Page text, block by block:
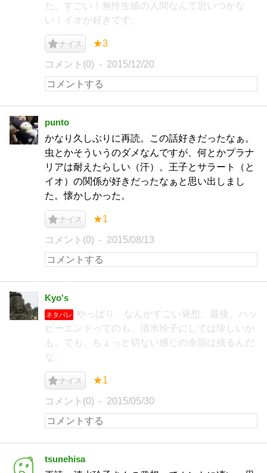
た。すごい！無性生殖の人間なんて思いつかな
い！イオが好きです。
ナイス ★3
コメント(0) 2015/12/20
punto
かなり久しぶりに再読。この話好きだったなぁ。
虫とかそういうのダメなんですが、何とかプラナ
リアは耐えたらしい（汗）。王子とサラート（と
イオ）の関係が好きだったなぁと思い出しまし
た。懐かしかった。
ナイス ★1
コメント(0) 2015/08/13
Kyo's
ネタバレ
やっぱり、なんかすごい発想。最後、ハッ
ピーエンドってのも、清水玲子にしては珍しいか
も。でも、ちょっと切ない感じの余韻は残るんだ
な。
ナイス ★1
コメント(0) 2015/05/30
tsunehisa